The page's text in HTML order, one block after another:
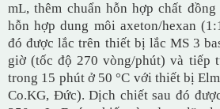
mL, thêm chuẩn hỗn hợp chất
hỗn hợp dung môi axeton/hexan
đó được lắc trên thiết bị lắc MS 3
giờ (tốc độ 270 vòng/phút) và tiếp
trong 15 phút ở 50 °C với thiết bị
Co.KG, Đức). Dịch chiết sau đó